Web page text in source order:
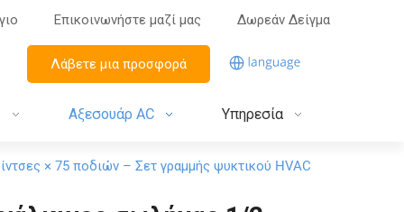
Επικοινωνήστε μαζί μας Δωρεάν Δείγμα
Λάβετε μια προσφορά
Αξεσουάρ AC Υπηρεσία
× 75 ποδιών – Σετ γραμμής ψυκτικού HVAC